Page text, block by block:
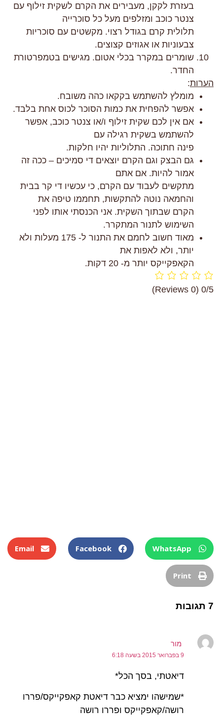
בעזרת לקקן, מעבירים את הקרם לשקית זילוף עם
צנטר כוכב ומזלפים מעל כל סוכרייה
תלולית קרם בגודל רצוי. מקשטים עם סוכריות
צבעוניות או אגוזים קצוצים.
שומרים במקרר בכלי אטום. מגישים בטמפרטורת
החדר.
הערות:
מומלץ להשתמש בקקאו כהה משובח.
אפשר להפחית את כמות הסוכר לכוס אחת בלבד.
אם אין לכם שקית זילוף ו/או צנטר כוכב, אפשר
להשתמש בשקית רגילה עם
פינה חתוכה. התלוליות יהיו חלקות.
גם הבצק וגם הקרם יוצאים די סמיכים – ככה זה
אמור להיות. אם אתם
מתקשים לעבוד עם הקרם, כי עכשיו די קר בבית
והחמאה נוטה להתקשות, תחממו טיפה את
הקרם שבתוך השקית. אני הכנסתי אותו לפני
השימוש לתנור המתקרר.
מאוד חשוב לחמם את התנור ל- 175 מעלות ולא
יותר, ולא לאפות את
הקאפקייקס יותר מ- 20 דקות.
0/5
(0 Reviews)
WhatsApp
Facebook
Email
Print
7 תגובות
מור
9 בפברואר 2015 בשעה 6:18
דיאטתי, בסך הכל*
*שמישהו ימציא כבר דיאטת קאפקייקס/פררו
רושה/קאפקייקס ופררו רושה